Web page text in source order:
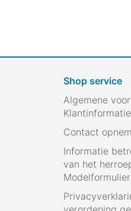
Shop service
Algemene
Klantinformatie
Contact
Informatie
van het